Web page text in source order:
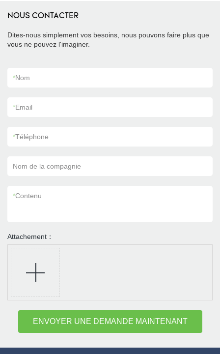
NOUS CONTACTER
Dites-nous simplement vos besoins, nous pouvons faire plus que
vous ne pouvez l'imaginer.
*Nom
*Email
*Téléphone
Nom de la compagnie
*Contenu
Attachement：
ENVOYER UNE DEMANDE MAINTENANT